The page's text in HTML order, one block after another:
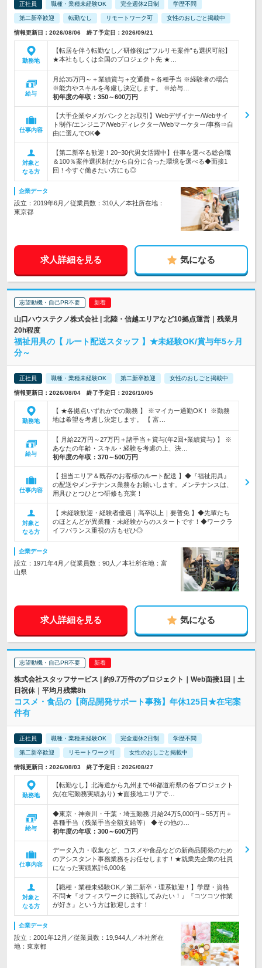
正社員 職種・業種未経験OK 完全週休2日制 学歴不問
第二新卒歓迎 転勤なし リモートワーク可 女性のおしごと掲載中
情報更新日：2026/08/06 終了予定日：2026/09/21
勤務地
【転居を伴う転勤なし／研修後は”フルリモ案件”も選択可能】
★本社もしくは全国のプロジェクト先 ★…
給与
月給35万円～＋業績賞与＋交通費＋各種手当 ※経験者の場合
※能力やスキルを考慮し決定します。 ※給与…
初年度の年収： 350～600万円
仕事内容
【大手企業やメガバンクとお取引】Webデザイナー/Webサイ
ト制作/エンジニア/Webディレクター/Webマーケター/事務⇒自
由に選んでOK◆
対象と
なる方
【第二新卒も歓迎！20~30代男女活躍中】仕事を選べる総合職
＆100％案件選択制だから自分に合った環境を選べる◆面接1
回！今すぐ働きたい方にも◎
企業データ
設立：2019年6月／従業員数：310人／本社所在地：
東京都
求人詳細を見る 気になる
志望動機・自己PR不要
山口ハウステクノ株式会社 | 北陸・信越エリアなど10拠点運営｜残業月
20h程度
福祉用具の【 ルート配送スタッフ 】★未経験OK/賞与年5ヶ月
分～
正社員 職種・業種未経験OK 第二新卒歓迎 女性のおしごと掲載中
情報更新日：2026/08/04 終了予定日：2026/10/05
勤務地
【 ★各拠点いずれかでの勤務 】 ※マイカー通勤OK！ ※勤務
地は希望を考慮し決定します。 【 富…
給与
【 月給22万円～27万円＋諸手当＋賞与(年2回+業績賞与) 】 ※
あなたの年齢・スキル・経験を考慮の上、決…
初年度の年収： 370～500万円
仕事内容
【 担当エリア＆既存のお客様のルート配送 】◆『福祉用具』
の配送やメンテナンス業務をお願いします。メンテナンスは、
用具ひとつひとつ研修も充実！
対象と
なる方
【 未経験歓迎・経験者優遇｜高卒以上｜要普免 】◆先輩たち
のほとんどが異業種・未経験からのスタートです！◆ワークラ
イフバランス重視の方もぜひ◎
企業データ
設立：1971年4月／従業員数：90人／本社所在地：富
山県
求人詳細を見る 気になる
志望動機・自己PR不要
株式会社スタッフサービス | 約9.7万件のプロジェクト｜Web面接1回｜土
日祝休｜平均月残業8h
コスメ・食品の【商品開発サポート事務】年休125日★在宅案
件有
正社員 職種・業種未経験OK 完全週休2日制 学歴不問
第二新卒歓迎 リモートワーク可 女性のおしごと掲載中
情報更新日：2026/08/03 終了予定日：2026/08/27
勤務地
【転勤なし】北海道から九州まで46都道府県の各プロジェクト
先(在宅勤務実績あり) ★面接地エリアで…
給与
◆東京・神奈川・千葉・埼玉勤務:月給24万5,000円～55万円＋
各種手当（残業手当全額支給等） ◆その他の…
初年度の年収： 300～600万円
仕事内容
データ入力・収集など、コスメや食品などの新商品開発のため
のアシスタント事務業務をお任せします！★就業先企業の社員
になった実績累計6,000名
対象と
なる方
【職種・業種未経験OK／第二新卒・理系歓迎！】学歴・資格
不問★『オフィスワークに挑戦してみたい！』『コツコツ作業
が好き』という方は歓迎します！
企業データ
設立：2001年12月／従業員数：19,944人／本社所在
地：東京都